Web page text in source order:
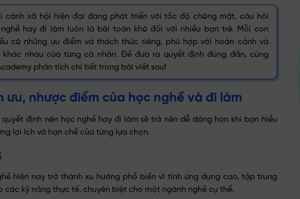
cảnh xã hội hiện đại đang phát triển với tốc độ chóng mặt, câu hỏi
hay đi làm luôn là bài toán khó đối với nhiều bạn trẻ. Mỗi con
có những ưu điểm và thách thức riêng, phù hợp với hoàn cảnh và
khác nhau của từng cá nhân. Để đưa ra quyết định đúng đắn, cùng
phân tích chi tiết trong bài viết sau!
ưu, nhược điểm của học nghề và đi làm
định nên học nghề hay đi làm sẽ trở nên dễ dàng hơn khi bạn hiểu
lợi ích và hạn chế của từng lựa chọn.
hiện nay trở thành xu hướng phổ biến vì tính ứng dụng cao, tập trung
các kỹ năng thực tế, chuyên biệt cho một ngành nghề cụ thể.